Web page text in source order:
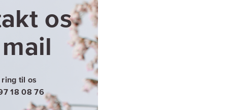
os
til os
18 08 76